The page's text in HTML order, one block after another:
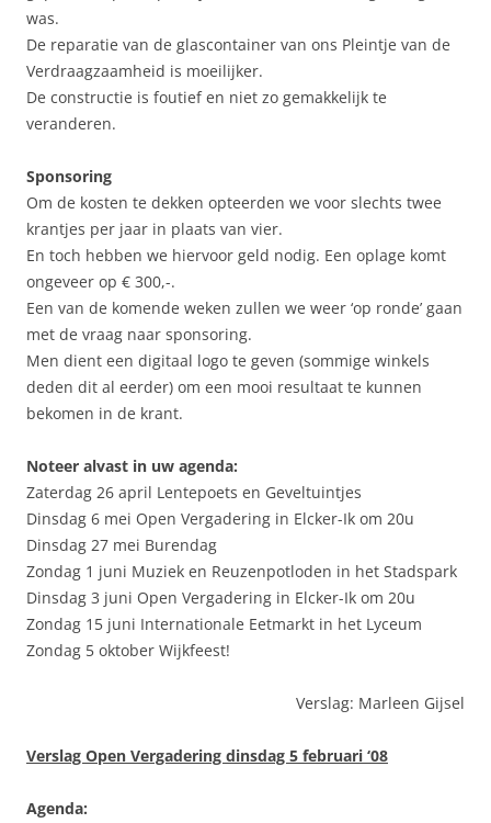
was.
De reparatie van de glascontainer van ons Pleintje van de
Verdraagzaamheid is moeilijker.
De constructie is foutief en niet zo gemakkelijk te
veranderen.
Sponsoring
Om de kosten te dekken opteerden we voor slechts twee
krantjes per jaar in plaats van vier.
En toch hebben we hiervoor geld nodig. Een oplage komt
ongeveer op € 300,-.
Een van de komende weken zullen we weer ‘op ronde’ gaan
met de vraag naar sponsoring.
Men dient een digitaal logo te geven (sommige winkels
deden dit al eerder) om een mooi resultaat te kunnen
bekomen in de krant.
Noteer alvast in uw agenda:
Zaterdag 26 april Lentepoets en Geveltuintjes
Dinsdag 6 mei Open Vergadering in Elcker-Ik om 20u
Dinsdag 27 mei Burendag
Zondag 1 juni Muziek en Reuzenpotloden in het Stadspark
Dinsdag 3 juni Open Vergadering in Elcker-Ik om 20u
Zondag 15 juni Internationale Eetmarkt in het Lyceum
Zondag 5 oktober Wijkfeest!
Verslag: Marleen Gijsel
Verslag Open Vergadering dinsdag 5 februari ‘08
Agenda: